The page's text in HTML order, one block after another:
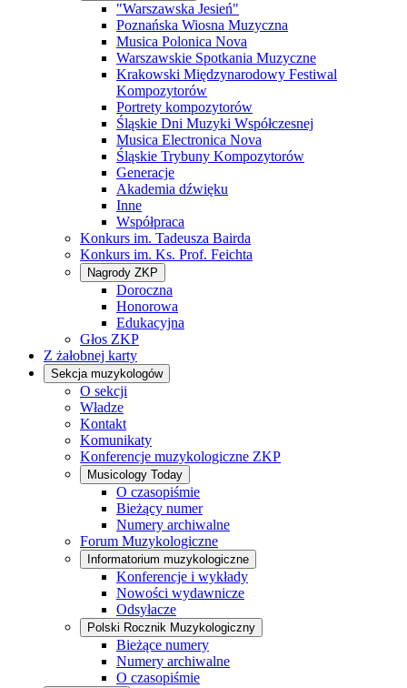
"Warszawska Jesień"
Poznańska Wiosna Muzyczna
Musica Polonica Nova
Warszawskie Spotkania Muzyczne
Krakowski Międzynarodowy Festiwal
Kompozytorów
Portrety kompozytorów
Śląskie Dni Muzyki Współczesnej
Musica Electronica Nova
Śląskie Trybuny Kompozytorów
Generacje
Akademia dźwięku
Inne
Współpraca
Konkurs im. Tadeusza Bairda
Konkurs im. Ks. Prof. Feichta
Nagrody ZKP
Doroczna
Honorowa
Edukacyjna
Głos ZKP
Z żałobnej karty
Sekcja muzykologów
O sekcji
Władze
Kontakt
Komunikaty
Konferencje muzykologiczne ZKP
Musicology Today
O czasopiśmie
Bieżący numer
Numery archiwalne
Forum Muzykologiczne
Informatorium muzykologiczne
Konferencje i wykłady
Nowości wydawnicze
Odsyłacze
Polski Rocznik Muzykologiczny
Bieżące numery
Numery archiwalne
O czasopiśmie